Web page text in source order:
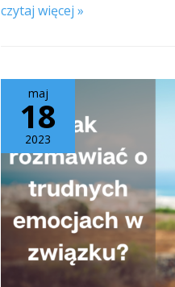
czytaj więcej »
maj
18
2023